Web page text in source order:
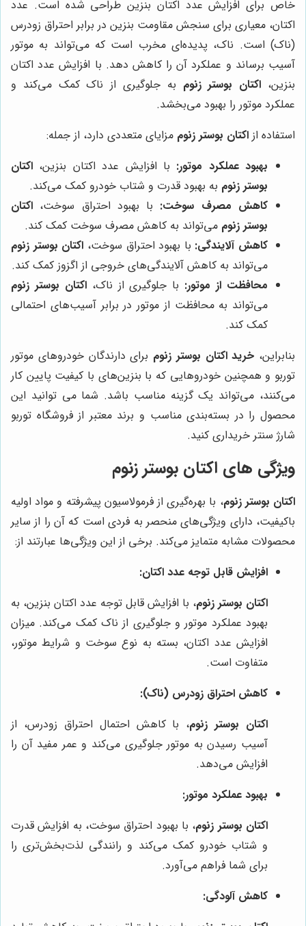
خاص برای افزایش عدد اکتان بنزین طراحی شده است. عدد
اکتان، معیاری برای سنجش مقاومت بنزین در برابر احتراق زودرس
(ناک) است. ناک، پدیده‌ای مخرب است که می‌تواند به موتور
آسیب برساند و عملکرد آن را کاهش دهد. با افزایش عدد اکتان
بنزین، اکتان بوستر زنوم به جلوگیری از ناک کمک می‌کند و
عملکرد موتور را بهبود می‌بخشد.
استفاده از اکتان بوستر زنوم مزایای متعددی دارد، از جمله:
بهبود عملکرد موتور: با افزایش عدد اکتان بنزین، اکتان
بوستر زنوم به بهبود قدرت و شتاب خودرو کمک می‌کند.
کاهش مصرف سوخت: با بهبود احتراق سوخت، اکتان
بوستر زنوم می‌تواند به کاهش مصرف سوخت کمک کند.
کاهش آلایندگی: با بهبود احتراق سوخت، اکتان بوستر زنوم
می‌تواند به کاهش آلایندگی‌های خروجی از اگزوز کمک کند.
محافظت از موتور: با جلوگیری از ناک،اکتان بوستر زنوم
می‌تواند به محافظت از موتور در برابر آسیب‌های احتمالی
کمک کند.
بنابراین، خرید اکتان بوستر زنوم برای دارندگان خودروهای موتور
توربو و همچنین خودروهایی که با بنزین‌های با کیفیت پایین کار
می‌کنند، می‌تواند یک گزینه مناسب باشد. شما می توانید این
محصول را در بسته‌بندی مناسب و برند معتبر از فروشگاه توربو
شارژ سنتر خریداری کنید.
ویژگی های اکتان بوستر زنوم
اکتان بوستر زنوم، با بهره‌گیری از فرمولاسیون پیشرفته و مواد اولیه
باکیفیت، دارای ویژگی‌های منحصر به فردی است که آن را از سایر
محصولات مشابه متمایز می‌کند. برخی از این ویژگی‌ها عبارتند از:
افزایش قابل توجه عدد اکتان:
اکتان بوستر زنوم، با افزایش قابل توجه عدد اکتان بنزین، به
بهبود عملکرد موتور و جلوگیری از ناک کمک می‌کند. میزان
افزایش عدد اکتان، بسته به نوع سوخت و شرایط موتور،
متفاوت است.
کاهش احتراق زودرس (ناک):
اکتان بوستر زنوم، با کاهش احتمال احتراق زودرس، از
آسیب رسیدن به موتور جلوگیری می‌کند و عمر مفید آن را
افزایش می‌دهد.
بهبود عملکرد موتور:
اکتان بوستر زنوم، با بهبود احتراق سوخت، به افزایش قدرت
و شتاب خودرو کمک می‌کند و رانندگی لذت‌بخش‌تری را
برای شما فراهم می‌آورد.
کاهش آلودگی: